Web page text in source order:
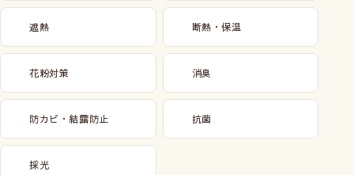
遮熱 断熱・保温
花粉対策 消臭
防カビ・結露防止 抗菌
採光